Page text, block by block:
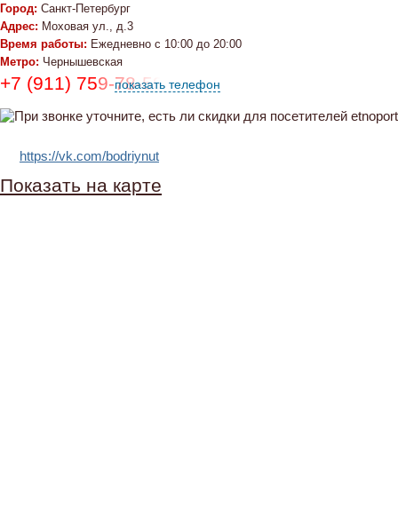
Город: Санкт-Петербург
Адрес: Моховая ул., д.3
Время работы: Ежедневно с 10:00 до 20:00
Метро: Чернышевская
+7 (911) 759-78-59показать телефон
https://vk.com/bodriynut
Показать на карте